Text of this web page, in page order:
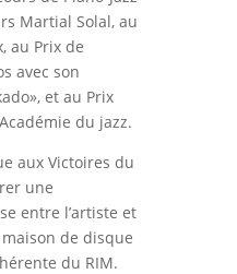
Martial Solal, au
au Prix de
avec son
et au Prix
du jazz.
aux Victoires du
une
entre l’artiste et
de disque
du RIM.